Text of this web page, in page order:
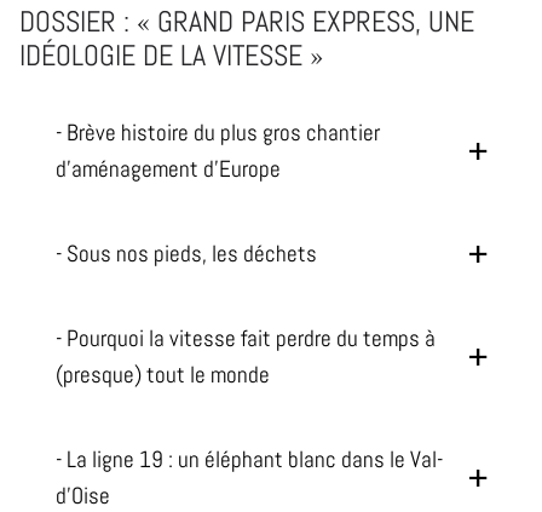
DOSSIER : « GRAND PARIS EXPRESS, UNE
IDÉOLOGIE DE LA VITESSE »
- Brève histoire du plus gros chantier
d’aménagement d’Europe
- Sous nos pieds, les déchets
- Pourquoi la vitesse fait perdre du temps à
(presque) tout le monde
- La ligne 19 : un éléphant blanc dans le Val-
d’Oise